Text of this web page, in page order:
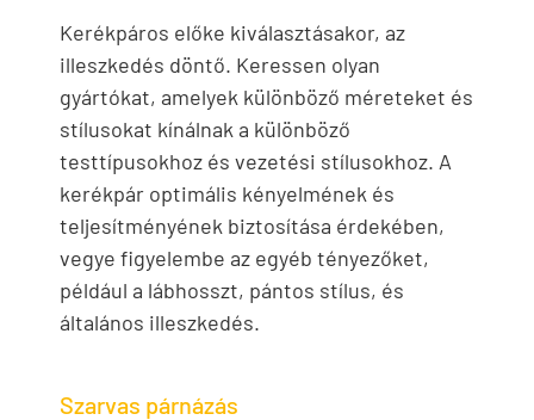
Kerékpáros előke kiválasztásakor, az
illeszkedés döntő. Keressen olyan
gyártókat, amelyek különböző méreteket és
stílusokat kínálnak a különböző
testtípusokhoz és vezetési stílusokhoz. A
kerékpár optimális kényelmének és
teljesítményének biztosítása érdekében,
vegye figyelembe az egyéb tényezőket,
például a lábhosszt, pántos stílus, és
általános illeszkedés.
Szarvas párnázás